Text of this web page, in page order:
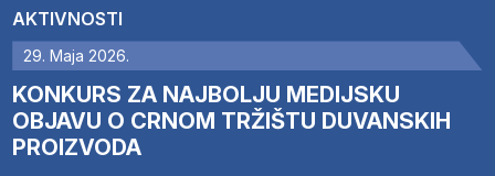
AKTIVNOSTI
29. Maja 2026.
KONKURS ZA NAJBOLJU MEDIJSKU
OBJAVU O CRNOM TRŽIŠTU DUVANSKIH
PROIZVODA